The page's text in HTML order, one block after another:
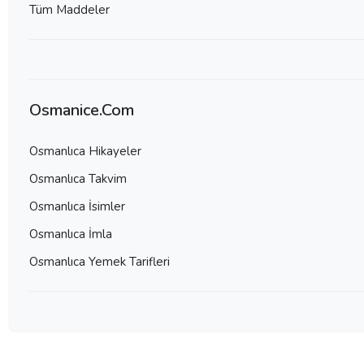
Tüm Maddeler
Osmanice.Com
Osmanlıca Hikayeler
Osmanlıca Takvim
Osmanlıca İsimler
Osmanlıca İmla
Osmanlıca Yemek Tarifleri